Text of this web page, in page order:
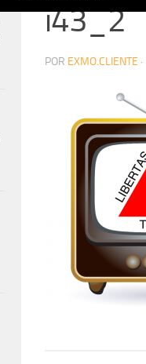
i43_2
POR EXMO.CLIENTE ·